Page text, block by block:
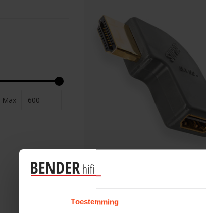
Toestemming
Max
Supra HDMI F-M SA90+
ADAPTER
€19,95